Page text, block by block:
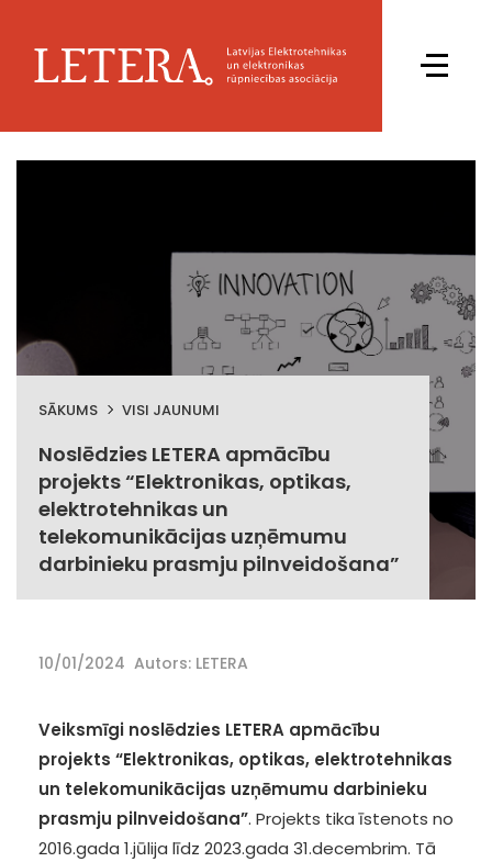
SĀKUMS VISI JAUNUMI
Noslēdzies LETERA apmācību
projekts “Elektronikas, optikas,
elektrotehnikas un
telekomunikācijas uzņēmumu
darbinieku prasmju pilnveidošana”
10/01/2024 Autors: LETERA
Veiksmīgi noslēdzies LETERA apmācību
projekts “Elektronikas, optikas, elektrotehnikas
un telekomunikācijas uzņēmumu darbinieku
prasmju pilnveidošana”. Projekts tika īstenots no
2016.gada 1.jūlija līdz 2023.gada 31.decembrim. Tā